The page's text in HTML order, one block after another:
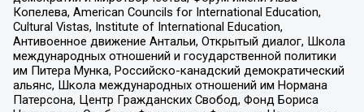
Копелева, American Councils for International Education,
Cultural Vistas, Institute of International Education,
Антивоенное движение Антальи, Открытый диалог, Школа
международных отношений и государственной политики
им Питера Мунка, Российско-канадский демократический
альянс, Школа международных отношений им Нормана
Патерсона, Центр Гражданских Свобод, Фонд Бориса